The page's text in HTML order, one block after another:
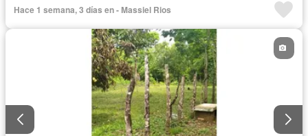
Hace 1 semana, 3 días en - Massiel Rios